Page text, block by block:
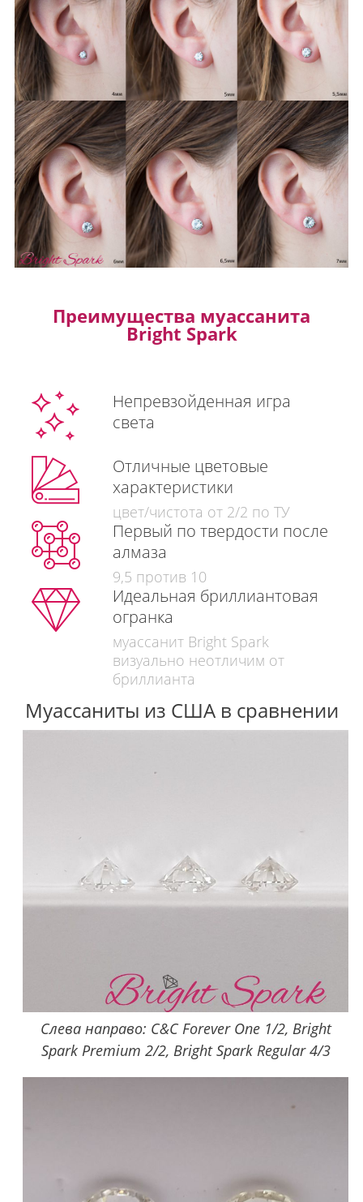
Преимущества муассанита
Bright Spark
Непревзойденная игра
света
Отличные цветовые
характеристики
цвет/чистота от 2/2 по ТУ
Первый по твердости после
алмаза
9,5 против 10
Идеальная бриллиантовая
огранка
муассанит Bright Spark
визуально неотличим от
бриллианта
Муассаниты из США в сравнении
Слева направо: C&C Forever One 1/2, Bright
Spark Premium 2/2, Bright Spark Regular 4/3